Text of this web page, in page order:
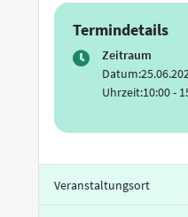
Termindetails
Zeitraum
Datum:
Uhrzeit:10:00 -
Veranstaltungsort